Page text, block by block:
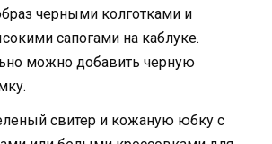
черными колготками и
сапогами на каблуке.
можно добавить черную
свитер и кожаную юбку с